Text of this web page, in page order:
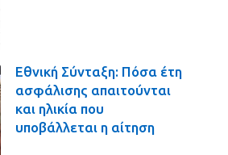
Εθνική Σύνταξη: Πόσα έτη
ασφάλισης απαιτούνται
και ηλικία που
υποβάλλεται η αίτηση